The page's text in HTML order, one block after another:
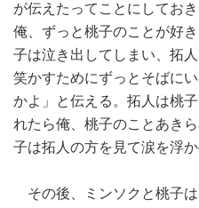
が伝えたってことにしてお
俺、ずっと桃子のことが好
子は泣き出してしまい、拓
笑かすためにずっとそばに
かよ」と伝える。拓人は桃
れたら俺、桃子のことあき
子は拓人の方を見て涙を浮
その後、ミンソクと桃子